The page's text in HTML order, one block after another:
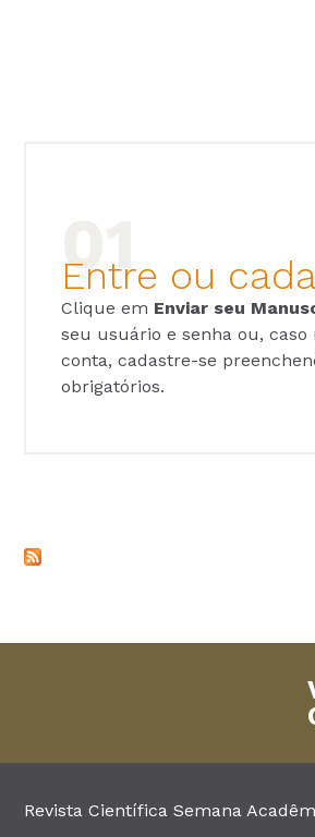
Entre ou
Clique em Enviar seu
seu usuário e senha ou, caso
conta, cadastre-se
obrigatórios.
Revista Científica Semana